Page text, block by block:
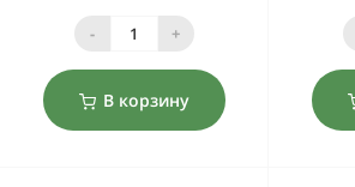
- +
В корзину